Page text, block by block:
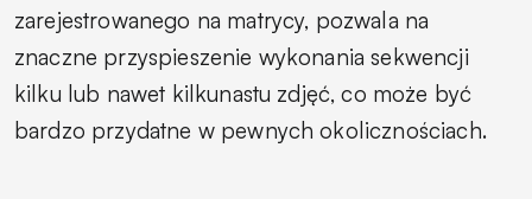
zarejestrowanego na matrycy, pozwala na
znaczne przyspieszenie wykonania sekwencji
kilku lub nawet kilkunastu zdjęć, co może być
bardzo przydatne w pewnych okolicznościach.